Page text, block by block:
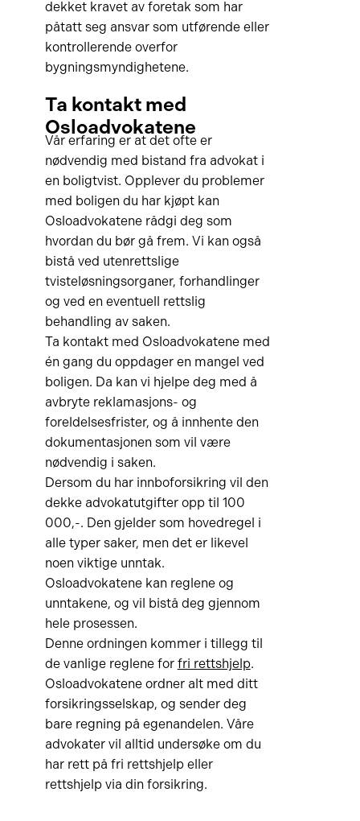
dekket kravet av foretak som har
påtatt seg ansvar som utførende eller
kontrollerende overfor
bygningsmyndighetene.
Ta kontakt med
Osloadvokatene
Vår erfaring er at det ofte er
nødvendig med bistand fra advokat i
en boligtvist. Opplever du problemer
med boligen du har kjøpt kan
Osloadvokatene rådgi deg som
hvordan du bør gå frem. Vi kan også
bistå ved utenrettslige
tvisteløsningsorganer, forhandlinger
og ved en eventuell rettslig
behandling av saken.
Ta kontakt med Osloadvokatene med
én gang du oppdager en mangel ved
boligen. Da kan vi hjelpe deg med å
avbryte reklamasjons- og
foreldelsesfrister, og å innhente den
dokumentasjonen som vil være
nødvendig i saken.
Dersom du har innboforsikring vil den
dekke advokatutgifter opp til 100
000,-. Den gjelder som hovedregel i
alle typer saker, men det er likevel
noen viktige unntak.
Osloadvokatene kan reglene og
unntakene, og vil bistå deg gjennom
hele prosessen.
Denne ordningen kommer i tillegg til
de vanlige reglene for fri rettshjelp.
Osloadvokatene ordner alt med ditt
forsikringsselskap, og sender deg
bare regning på egenandelen. Våre
advokater vil alltid undersøke om du
har rett på fri rettshjelp eller
rettshjelp via din forsikring.